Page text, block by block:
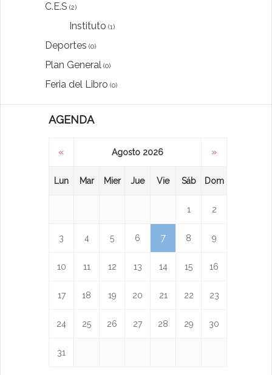
C.E.S (2)
Instituto (1)
Deportes (0)
Plan General (0)
Feria del Libro (0)
AGENDA
« Agosto 2026 »
Lun Mar Mier Jue Vie Sáb Dom
1 2
3 4 5 6 7 8 9
10 11 12 13 14 15 16
17 18 19 20 21 22 23
24 25 26 27 28 29 30
31